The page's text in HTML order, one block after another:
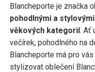
Blancheporte je značka
pohodlnými a
věkových kategorií. Ať
večírek, pohodlného na
Blancheporte má pro
stylizovat oblečení